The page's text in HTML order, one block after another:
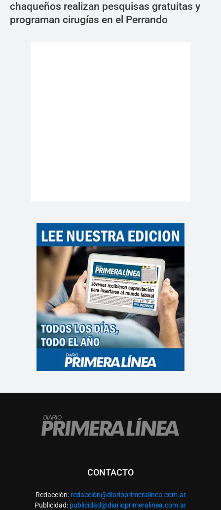
chaqueños realizan pesquisas gratuitas y
programan cirugías en el Perrando
CONTACTO
Redacción: redacción@diarioprimeralinea.com.ar
Publicidad: publicidad@diarioprimeralinea.com.ar